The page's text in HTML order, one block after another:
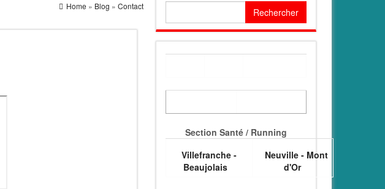
Home » Blog » Contact
Section Santé / Running
Villefranche -
Beaujolais
Neuville - Mont
d'Or